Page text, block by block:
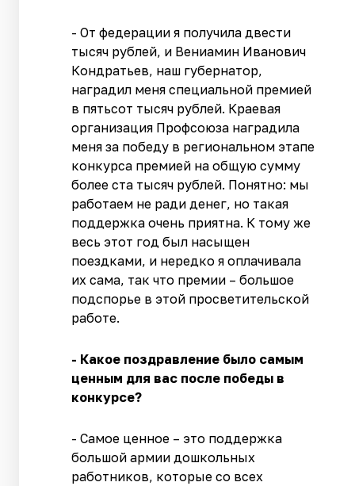
- От федерации я получила двести
тысяч рублей, и Вениамин Иванович
Кондратьев, наш губернатор,
наградил меня специальной премией
в пятьсот тысяч рублей. Краевая
организация Профсоюза наградила
меня за победу в региональном этапе
конкурса премией на общую сумму
более ста тысяч рублей. Понятно: мы
работаем не ради денег, но такая
поддержка очень приятна. К тому же
весь этот год был насыщен
поездками, и нередко я оплачивала
их сама, так что премии – большое
подспорье в этой просветительской
работе.
- Какое поздравление было самым
ценным для вас после победы в
конкурсе?
- Самое ценное – это поддержка
большой армии дошкольных
работников, которые со всех